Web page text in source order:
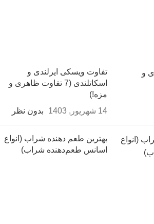
تفاوت ویسکی ایرلندی و
اسکاتلندی (7 تفاوت ظاهری و
مزه!)
14 شهریور, 1403
بدون نظر
بهترین طعم‌ دهنده شراب (انواع
اسانس طعم‌دهنده شراب)